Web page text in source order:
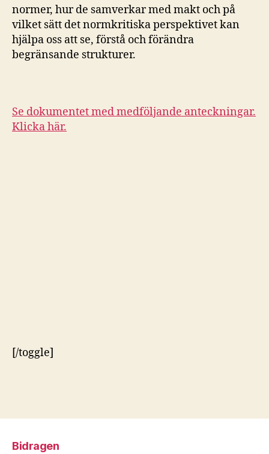
normer, hur de samverkar med makt och på
vilket sätt det normkritiska perspektivet kan
hjälpa oss att se, förstå och förändra
begränsande strukturer.
Se dokumentet med medföljande anteckningar.
Klicka här.
[/toggle]
Bidragen